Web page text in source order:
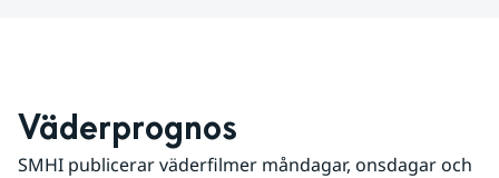
Väderprognos
SMHI publicerar väderfilmer måndagar, onsdagar och